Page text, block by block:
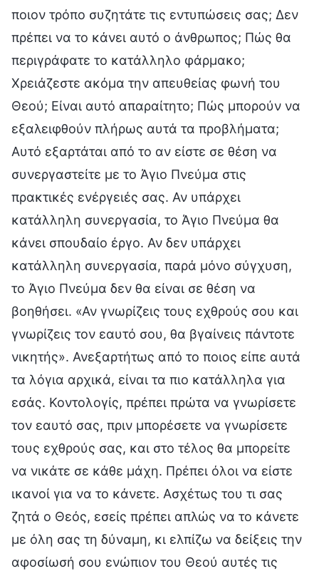
ποιον τρόπο συζητάτε τις εντυπώσεις σας; Δεν
πρέπει να το κάνει αυτό ο άνθρωπος; Πώς θα
περιγράφατε το κατάλληλο φάρμακο;
Χρειάζεστε ακόμα την απευθείας φωνή του
Θεού; Είναι αυτό απαραίτητο; Πώς μπορούν να
εξαλειφθούν πλήρως αυτά τα προβλήματα;
Αυτό εξαρτάται από το αν είστε σε θέση να
συνεργαστείτε με το Άγιο Πνεύμα στις
πρακτικές ενέργειές σας. Αν υπάρχει
κατάλληλη συνεργασία, το Άγιο Πνεύμα θα
κάνει σπουδαίο έργο. Αν δεν υπάρχει
κατάλληλη συνεργασία, παρά μόνο σύγχυση,
το Άγιο Πνεύμα δεν θα είναι σε θέση να
βοηθήσει. «Αν γνωρίζεις τους εχθρούς σου και
γνωρίζεις τον εαυτό σου, θα βγαίνεις πάντοτε
νικητής». Ανεξαρτήτως από το ποιος είπε αυτά
τα λόγια αρχικά, είναι τα πιο κατάλληλα για
εσάς. Κοντολογίς, πρέπει πρώτα να γνωρίσετε
τον εαυτό σας, πριν μπορέσετε να γνωρίσετε
τους εχθρούς σας, και στο τέλος θα μπορείτε
να νικάτε σε κάθε μάχη. Πρέπει όλοι να είστε
ικανοί για να το κάνετε. Ασχέτως του τι σας
ζητά ο Θεός, εσείς πρέπει απλώς να το κάνετε
με όλη σας τη δύναμη, κι ελπίζω να δείξεις την
αφοσίωσή σου ενώπιον του Θεού αυτές τις